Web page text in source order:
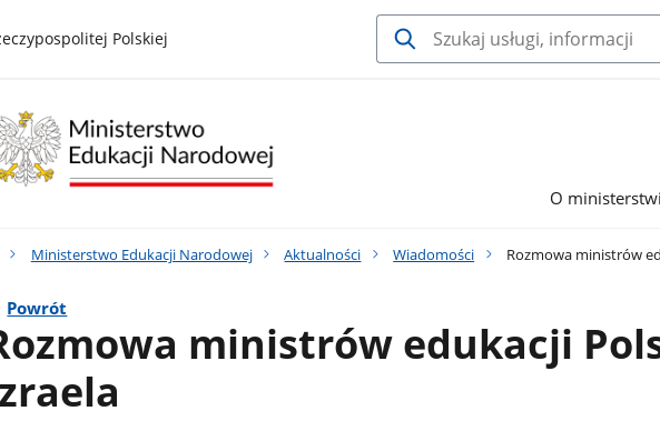
Polskiej
O
Ministerstwo Edukacji Narodowej Aktualności Wiadomości Rozmowa ministrów
Powrót
ministrów edukacji